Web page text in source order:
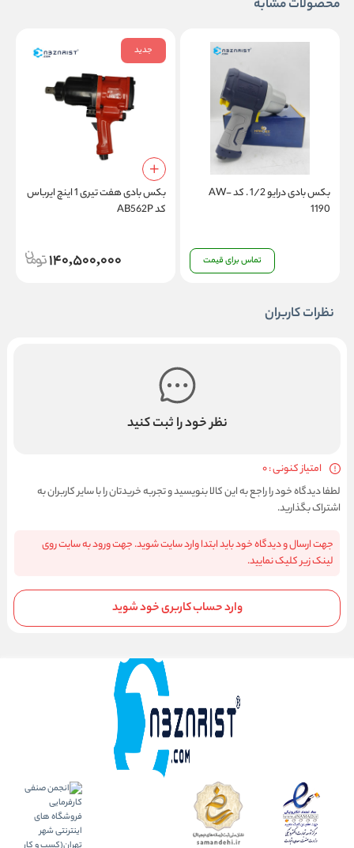
محصولات مشابه
بکس بادی درایو 1/2 . کد AW-
1190
تماس برای قیمت
جدید
بکس بادی هفت تیری 1 اینچ ایرباس
کد AB562P
140,500,000
نظرات کاربران
نظر خود را ثبت کنید
امتیاز کنونی : 0
لطفا دیدگاه خود را راجع به این کالا بنویسید و تجربه خریدتان را با سایر کاربران به
اشتراک بگذارید.
جهت ارسال و دیدگاه خود باید ابتدا وارد سایت شوید. جهت ورود به سایت روی
لینک زیر کلیک نمایید.
وارد حساب کاربری خود شوید